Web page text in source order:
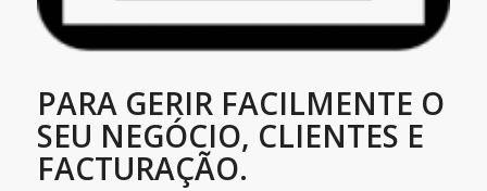
PARA GERIR FACILMENTE O
SEU NEGÓCIO, CLIENTES E
FACTURAÇÃO.